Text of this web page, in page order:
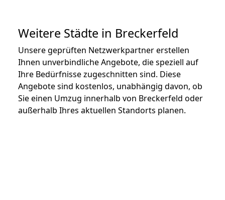
Weitere Städte in Breckerfeld
Unsere geprüften Netzwerkpartner erstellen
Ihnen unverbindliche Angebote, die speziell auf
Ihre Bedürfnisse zugeschnitten sind. Diese
Angebote sind kostenlos, unabhängig davon, ob
Sie einen Umzug innerhalb von Breckerfeld oder
außerhalb Ihres aktuellen Standorts planen.